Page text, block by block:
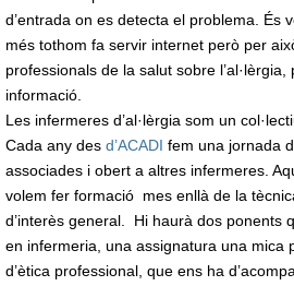
d’entrada on es detecta el problema. És
més tothom fa servir internet però per
professionals de la salut sobre
informació.
Les infermeres d’al·lèrgia som un
Cada any des d’ACADI fem una jornada
associades i obert a altres infermeres.
volem fer formació mes enllà de la
d’interès general. Hi haurà dos ponents
en infermeria, una assignatura una mica
d’ètica professional, que ens ha